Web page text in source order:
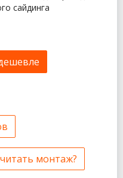
сайдинга
монтаж?